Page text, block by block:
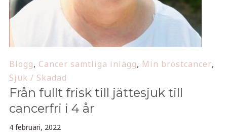
Blogg, Cancer samtliga inlägg, Min bröstcancer,
Sjuk / Skadad
Från fullt frisk till jättesjuk till
cancerfri i 4 år
4 februari, 2022